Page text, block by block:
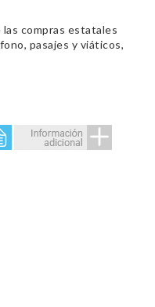
compras estatales
pasajes y viáticos,